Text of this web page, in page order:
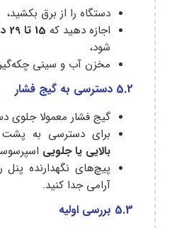
دستگاه را از برق بکشید،
اجازه دهید که
شود،
مخزن آب و سینی ‌چکه‌گیر
5.2 دسترسی به گیج فشار
گیج فشار معمولا جلوی
برای دسترسی به پشت
بالایی یا جلویی
پیچ‌های نگهدارنده پنل
آرامی جدا کنید.
5.3 بررسی اولیه